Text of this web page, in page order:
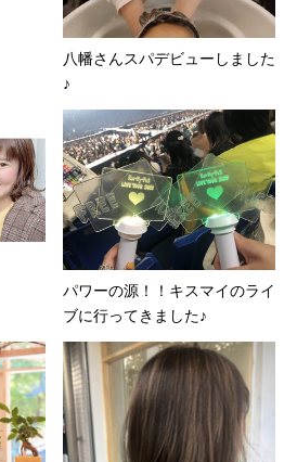
八幡さんスパデビューしました
♪
パワーの源！！キスマイのライ
ブに行ってきました♪